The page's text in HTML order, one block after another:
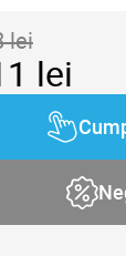
lei
lei